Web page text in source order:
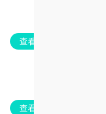
查看
查看